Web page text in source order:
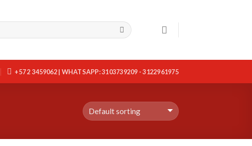
+57 2 3459062 | WHATSAPP: 3103739209 - 3122961975